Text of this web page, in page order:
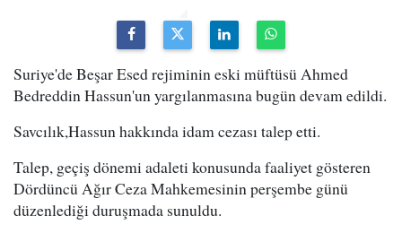
Suriye'de Beşar Esed rejiminin eski müftüsü Ahmed
Bedreddin Hassun'un yargılanmasına bugün devam edildi.
Savcılık,Hassun hakkında idam cezası talep etti.
Talep, geçiş dönemi adaleti konusunda faaliyet gösteren
Dördüncü Ağır Ceza Mahkemesinin perşembe günü
düzenlediği duruşmada sunuldu.